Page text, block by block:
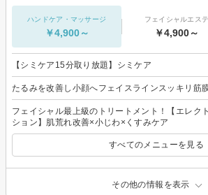
ハンドケア・マッサージ
￥4,900～
フェイシャルエステ
￥4,900～
【シミケア15分取り放題】シミケア
たるみを改善し小顔へフェイスラインスッキリ筋
フェイシャル最上級のトリートメント！【エレク
ション】肌荒れ改善×小じわ×くすみケア
すべてのメニューを見る
その他の情報を表示